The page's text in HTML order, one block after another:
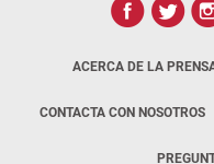
ACERCA DE LA
CONTACTA CON NOSOTROS